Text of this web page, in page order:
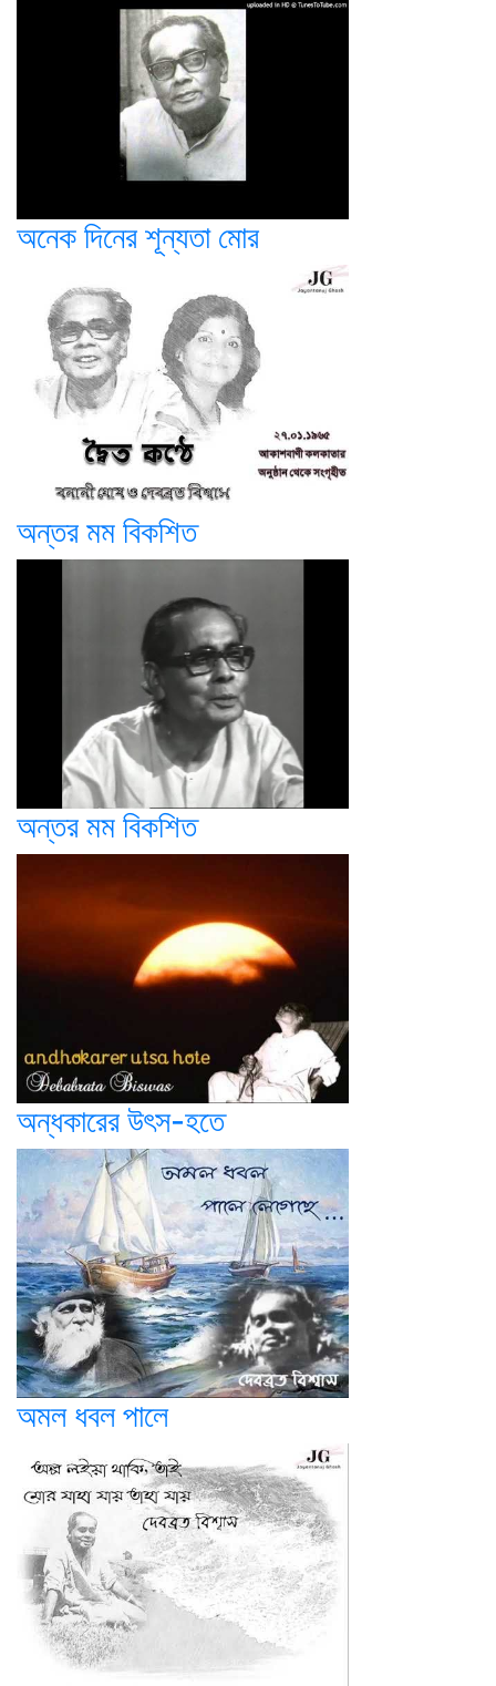
অনেক দিনের শূন্যতা মোর
অন্তর মম বিকশিত
অন্তর মম বিকশিত
অন্ধকারের উৎস-হতে
অমল ধবল পালে